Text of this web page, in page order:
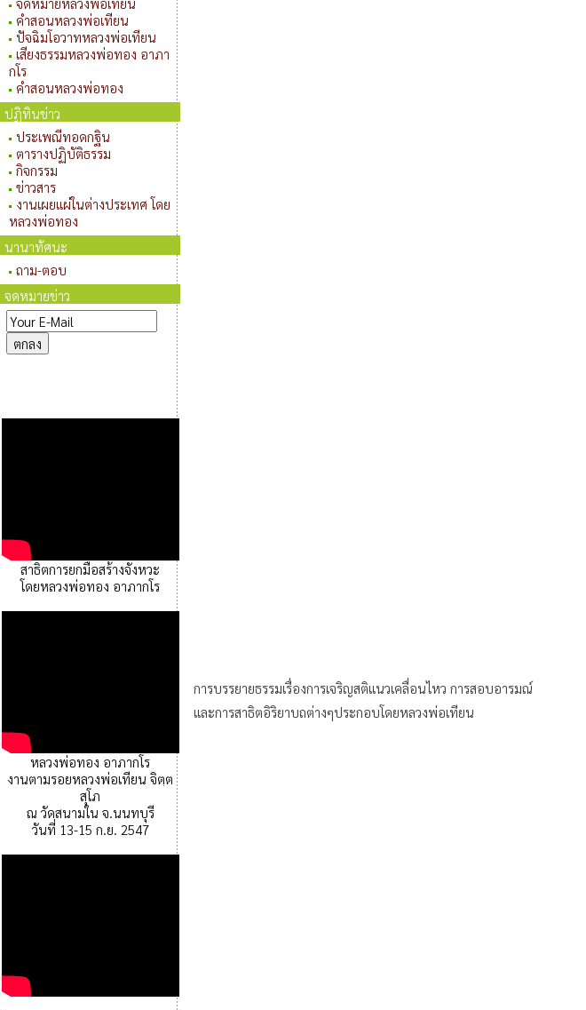
คำสอนหลวงพ่อเทียน
ปัจฉิมโอวาทหลวงพ่อเทียน
เสียงธรรมหลวงพ่อทอง อาภา
กโร
คำสอนหลวงพ่อทอง
ปฏิทินข่าว
ประเพณีทอดกฐิน
ตารางปฏิบัติธรรม
กิจกรรม
ข่าวสาร
งานเผยแผ่ในต่างประเทศ โดย
หลวงพ่อทอง
นานาทัศนะ
ถาม-ตอบ
จดหมายข่าว
สาธิตการยกมือสร้างจังหวะ
โดยหลวงพ่อทอง อาภากโร
หลวงพ่อทอง อาภากโร
งานตามรอยหลวงพ่อเทียน จิตฺต
สุโภ
ณ วัดสนามใน จ.นนทบุรี
วันที่ 13-15 ก.ย. 2547
การบรรยายธรรมเรื่องการเจริญสติแนวเคลื่อนไหว การสอบอารมณ์
และการสาธิตอิริยาบถต่างๆประกอบโดยหลวงพ่อเทียน